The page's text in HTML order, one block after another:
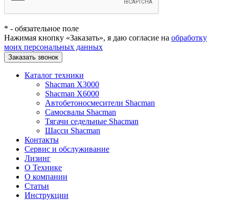
* - обязательное поле
Нажимая кнопку «Заказать», я даю согласие на обработку
моих персональных данных
Заказать звонок
Каталог техники
Shacman X3000
Shacman X6000
Автобетоносмесители Shacman
Самосвалы Shacman
Тягачи седельные Shacman
Шасси Shacman
Контакты
Сервис и обслуживание
Лизинг
О Технике
О компании
Статьи
Инструкции